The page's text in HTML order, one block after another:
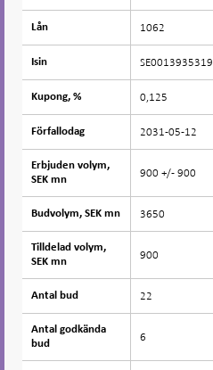
Lån
Isin
Kupong, %
Förfallodag
Erbjuden volym,
SEK mn
Budvolym, SEK mn
Tilldelad volym,
SEK mn
Antal bud
Antal godkända
bud
Lån 1062
Isin SE0013935319
Kupong, % 0,125
Förfallodag 2031-05-12
Erbjuden volym,
SEK mn
900 +/- 900
Budvolym, SEK mn 3650
Tilldelad volym,
SEK mn
900
Antal bud 22
Antal godkända
bud
6